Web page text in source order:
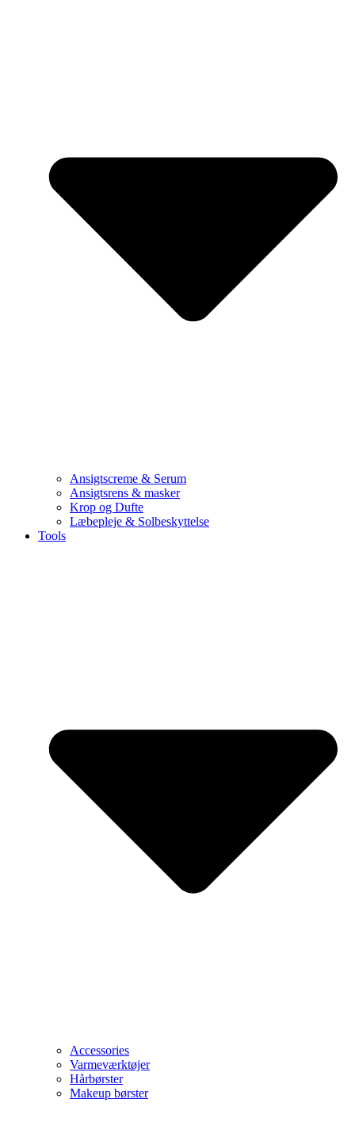
Ansigtscreme & Serum
Ansigtsrens & masker
Krop og Dufte
Læbepleje & Solbeskyttelse
Tools
Accessories
Varmeværktøjer
Hårbørster
Makeup børster